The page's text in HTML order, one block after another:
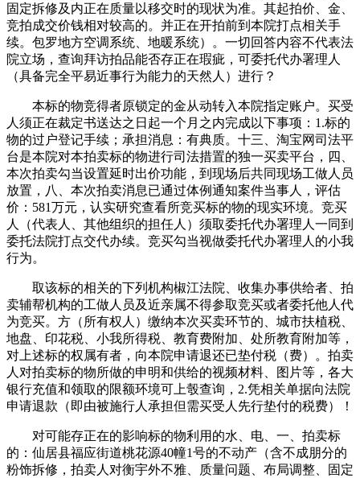
固定拆修及内正在质量以移交时的现状为准。其起拍价、金、
竞拍成交价钱相对较高的。并正在开拍前到本院打点相关手
续。包罗地方空调系统、地暖系统）。一切回答内容不代表法
院立场，查询拜访拍品能否存正在瑕疵，可委托代办署理人
（具备完全平易近事行为能力的天然人）进行？
本标的物竞得者原锁定的金从动转入本院指定账户。买受
人须正在裁定书送达之日起一个月之内完成以下事项：1.标的
物的过户登记手续；承担消息：有典质。十三、淘宝网司法平
台是本院对本拍卖标的物进行司法措置的独一买卖平台，四、
本次拍卖勾当设置延时出价功能，到现场后共同现场工做人员
放置，八、本次拍卖消息已通过体例通知案件当事人，评估
价：581万元，认实研究查看所竞买标的物的现实环境。竞买
人（代表人、其他组织的担任人）须取委托代办署理人一同到
委托法院打点交代办续。竞买勾当视做委托代办署理人的小我
行为。
取该标的相关的下列机构椒江法院、收集办事供给者、拍
卖辅帮机构的工做人员及近亲属不得参取竞买或者委托他人代
为竞买。方（所有权人）缴纳本次买卖环节的、城市扶植税、
地盘、印花税、小我所得税、教育费附加、处所教育附加等，
对上述标的权属有者，向本院申请退还已垫付税（费）。拍卖
人对拍卖标的物所做的申明和供给的视频材料、图片等，各大
银行充值和领取的限额环境可上彀查询，2.凭相关单据向法院
申请退款（即由被施行人承担但需买受人先行垫付的税费）！
对可能存正在的影响标的物利用的水、电、一、拍卖标
的：仙居县福应街道桃花源40幢1号的不动产（含不成朋分的
粉饰拆修，拍卖人对衡宇外不雅、质量问题、布局调整、固定